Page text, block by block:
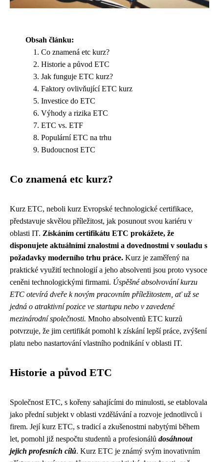
Obsah článku:
Co znamená etc kurz?
Historie a původ ETC
Jak funguje ETC kurz?
Faktory ovlivňující ETC kurz
Investice do ETC
Výhody a rizika ETC
ETC vs. ETF
Populární ETC na trhu
Budoucnost ETC
Co znamená etc kurz?
Kurz ETC, neboli kurz Evropské technologické certifikace,
představuje skvělou příležitost, jak posunout svou kariéru v
oblasti IT. Získáním certifikátu ETC prokážete, že
disponujete aktuálními znalostmi a dovednostmi v souladu s
požadavky moderního trhu práce. Kurz je zaměřený na
praktické využití technologií a jeho absolventi jsou proto vysoce
ceněni technologickými firmami. Úspěšné absolvování kurzu
ETC otevírá dveře k novým pracovním příležitostem, ať už se
jedná o atraktivní pozice ve startupu nebo v zavedené
mezinárodní společnosti. Mnoho absolventů ETC kurzů
potvrzuje, že jim certifikát pomohl k získání lepší práce, zvýšení
platu nebo nastartování vlastního podnikání v oblasti IT.
Historie a původ ETC
Společnost ETC, s kořeny sahajícími do minulosti, se etablovala
jako přední subjekt v oblasti vzdělávání a rozvoje jednotlivců i
firem. Její kurz ETC, s tradicí a zkušenostmi nabytými během
let, pomohl již nespočtu studentů a profesionálů dosáhnout
jejich profesních cílů. Kurz ETC je známý svým inovativním